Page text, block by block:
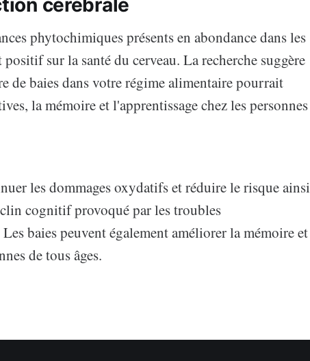
cérébrale
phytochimiques présents en abondance dans les
sur la santé du cerveau. La recherche suggère
de baies dans votre régime alimentaire pourrait
la mémoire et l'apprentissage chez les personnes
les dommages oxydatifs et réduire le risque ainsi
cognitif provoqué par les troubles
baies peuvent également améliorer la mémoire et
de tous âges.